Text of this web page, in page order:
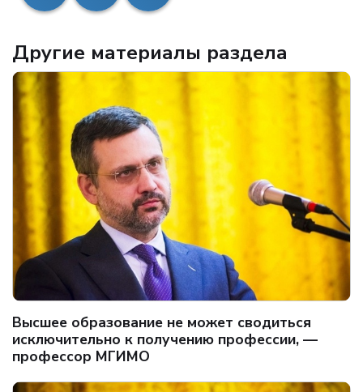
Другие материалы раздела
Высшее образование не может сводиться
исключительно к получению профессии, —
профессор МГИМО